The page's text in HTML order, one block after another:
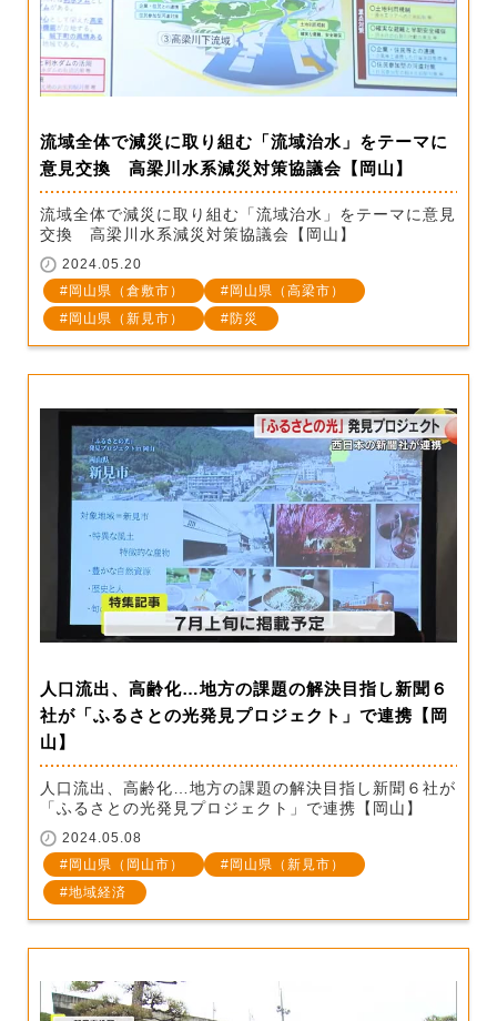
流域全体で減災に取り組む「流域治水」をテーマに
意見交換 高梁川水系減災対策協議会【岡山】
流域全体で減災に取り組む「流域治水」をテーマに意見
交換 高梁川水系減災対策協議会【岡山】
2024.05.20
岡山県（倉敷市）
岡山県（高梁市）
岡山県（新見市）
防災
人口流出、高齢化…地方の課題の解決目指し新聞６
社が「ふるさとの光発見プロジェクト」で連携【岡
山】
人口流出、高齢化…地方の課題の解決目指し新聞６社が
「ふるさとの光発見プロジェクト」で連携【岡山】
2024.05.08
岡山県（岡山市）
岡山県（新見市）
地域経済